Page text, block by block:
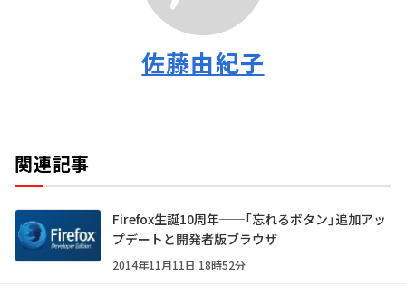
佐藤由紀子
関連記事
Firefox生誕10周年──「忘れるボタン」追加アッ
プデートと開発者版ブラウザ
2014年11月11日 18時52分